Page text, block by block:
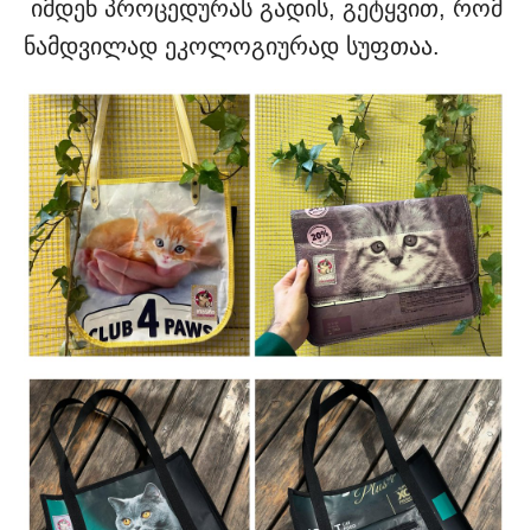
იმდენ პროცედურას გადის, გეტყვით, რომ
ნამდვილად ეკოლოგიურად სუფთაა.